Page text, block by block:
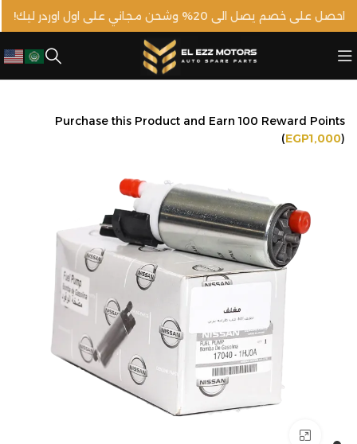
Purchase this Product and Earn 100 Reward Points
(EGP1,000)
احصل على خصم يصل الى 20% وشحن مجاني على اول اوردر ليك!